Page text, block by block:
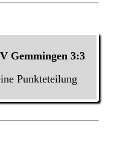
Gemmingen 3:3
Punkteteilung